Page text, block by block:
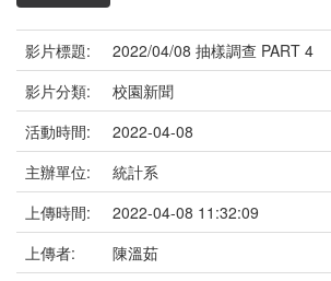
影片標題:
2022/04/08 抽樣調查 PART 4
影片分類:
校園新聞
活動時間:
2022-04-08
主辦單位:
統計系
上傳時間:
2022-04-08 11:32:09
上傳者:
陳溫茹